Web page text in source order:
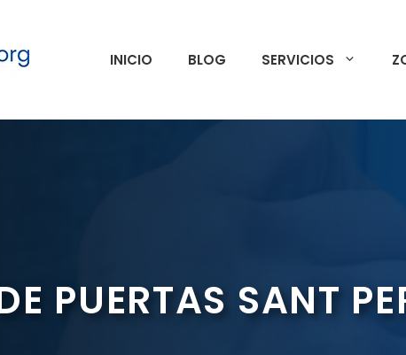
INICIO BLOG SERVICIOS
PUERTAS SANT